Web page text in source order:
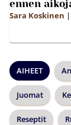
ennen
Sara Koskinen |
AIHEET
Juomat
Reseptit